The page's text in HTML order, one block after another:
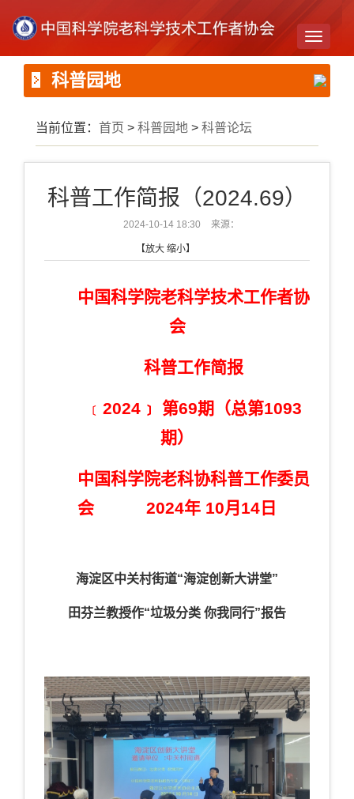
Toggle
科普园地
当前位置： 首页 > 科普园地 > 科普论坛
科普工作简报（2024.69）
2024-10-14 18:30 来源：
【放大 缩小】
中国科学院老科学技术工作者协
会
科普工作简报
﹝ 2024﹞ 第69期（总第1093
期）
中国科学院老科协科普工作委员
会 2024年 10月14 日
海淀区中关村街道“海淀创新大讲堂”
田芬兰教授作“垃圾分类 你我同行”报告